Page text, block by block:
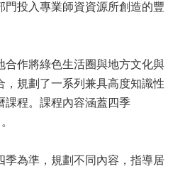
門投入專業師資資源所創造的豐
合作將綠色生活圈與地方文化與
，規劃了一系列兼具高度知識性
課程。課程內容涵蓋四季
季為準，規劃不同內容，指導居